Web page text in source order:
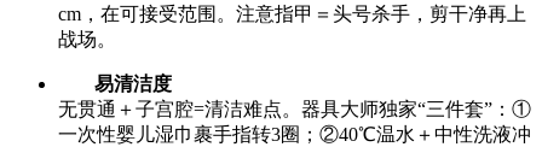
cm，在可接受范围。注意指甲＝头号杀手，剪干净再上
战场。
易清洁度
无贯通＋子宫腔=清洁难点。器具大师独家“三件套”：①
一次性婴儿湿巾裹手指转3圈；②40℃温水＋中性洗液冲